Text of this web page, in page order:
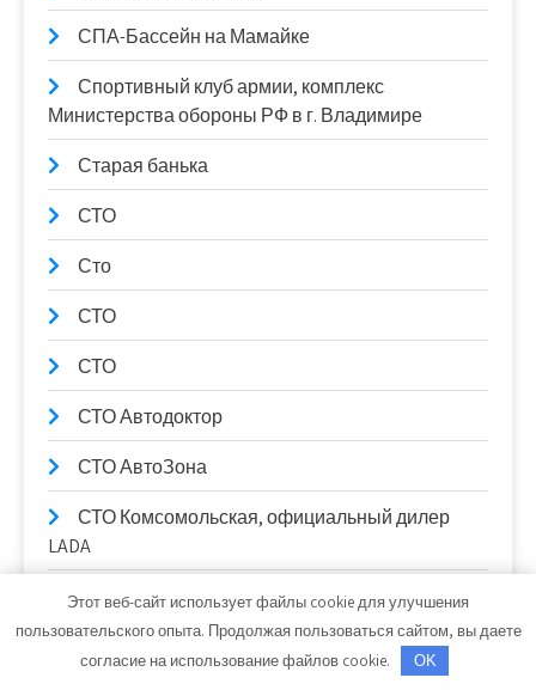
СПА-Бассейн на Мамайке
Спортивный клуб армии, комплекс
Министерства обороны РФ в г. Владимире
Старая банька
СТО
Сто
СТО
СТО
СТО Автодоктор
СТО АвтоЗона
СТО Комсомольская, официальный дилер
LADA
СТО Космос
Строй-Мастер, торговый дом
Этот веб-сайт использует файлы cookie для улучшения
пользовательского опыта. Продолжая пользоваться сайтом, вы даете
согласие на использование файлов cookie.
OK